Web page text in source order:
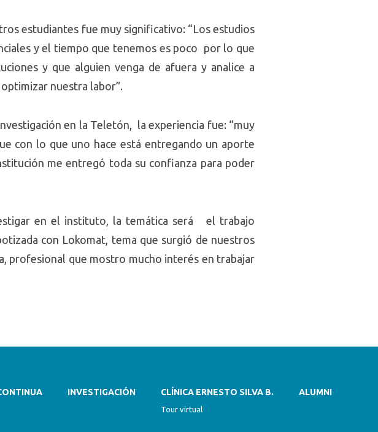
estudiantes fue muy significativo: “Los estudios
y el tiempo que tenemos es poco por lo que
y que alguien venga de afuera y analice a
nuestra labor”.
en la Teletón, la experiencia fue: “muy
con lo que uno hace está entregando un aporte
me entregó toda su confianza para poder
en el instituto, la temática será el trabajo
con Lokomat, tema que surgió de nuestros
profesional que mostro mucho interés en trabajar
INVESTIGACIÓN CLÍNICA ERNESTO SILVA B.
Tour virtual
ALUMNI